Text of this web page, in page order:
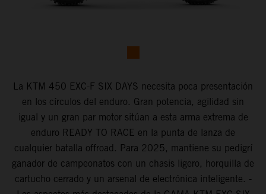
La KTM 450 EXC-F SIX DAYS necesita poca presentación
en los círculos del enduro. Gran potencia, agilidad sin
igual y un gran par motor sitúan a esta arma extrema de
enduro READY TO RACE en la punta de lanza de
cualquier batalla offroad. Para 2025, mantiene su pedigrí
ganador de campeonatos con un chasis ligero, horquilla de
cartucho cerrado y un arsenal de electrónica inteligente. -